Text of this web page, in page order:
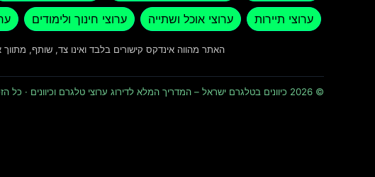
ערוצי תיירות ערוצי אוכל ושתייה ערוצי חינוך ולימודים
האתר מהווה אינדקס קישורים בלבד ואינו צד, שותף,
© 2026 כיוונים בטלגרם ישראל – המדריך המלא לדירוג ערוצי טלגרם וכיוונים · כל הזכויות שמורות ומוגנות